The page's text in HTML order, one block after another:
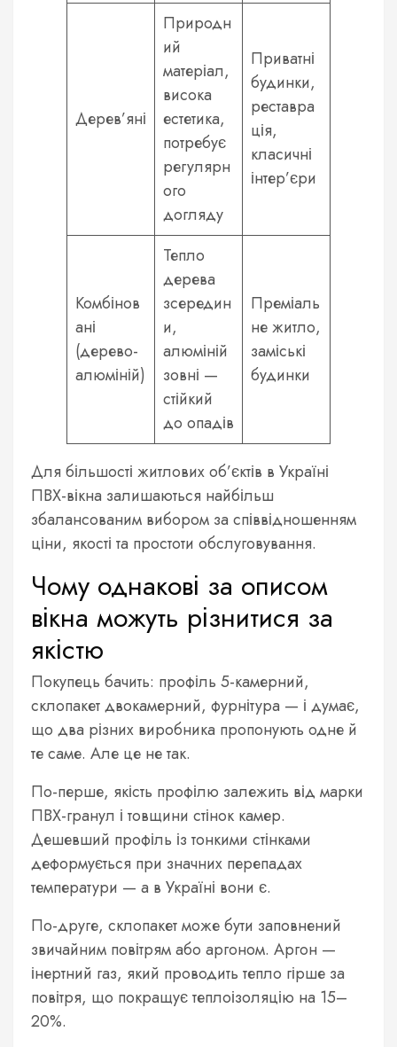
Дерев’яні
Природн
ий
матеріал,
висока
естетика,
потребує
регулярн
ого
догляду
Приватні
будинки,
реставра
ція,
класичні
інтер’єри
Комбінов
ані
(дерево-
алюміній)
Тепло
дерева
зсередин
и,
алюміній
зовні —
стійкий
до опадів
Преміаль
не житло,
заміські
будинки
Для більшості житлових об’єктів в Україні
ПВХ-вікна залишаються найбільш
збалансованим вибором за співвідношенням
ціни, якості та простоти обслуговування.
Чому однакові за описом
вікна можуть різнитися за
якістю
Покупець бачить: профіль 5-камерний,
склопакет двокамерний, фурнітура — і думає,
що два різних виробника пропонують одне й
те саме. Але це не так.
По-перше, якість профілю залежить від марки
ПВХ-гранул і товщини стінок камер.
Дешевший профіль із тонкими стінками
деформується при значних перепадах
температури — а в Україні вони є.
По-друге, склопакет може бути заповнений
звичайним повітрям або аргоном. Аргон —
інертний газ, який проводить тепло гірше за
повітря, що покращує теплоізоляцію на 15–
20%.